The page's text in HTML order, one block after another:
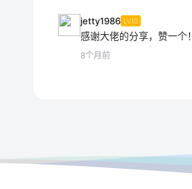
jetty1986 LV10
感谢大佬的分享，赞一个！
8个月前